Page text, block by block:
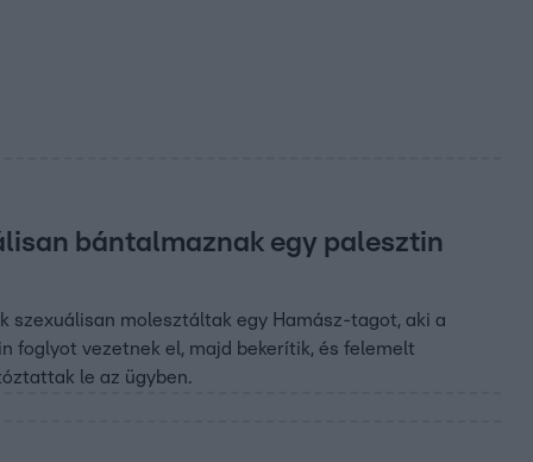
bántalmaznak egy palesztin
szexuálisan molesztáltak egy Hamász-tagot, aki a
foglyot vezetnek el, majd bekerítik, és felemelt
le az ügyben.